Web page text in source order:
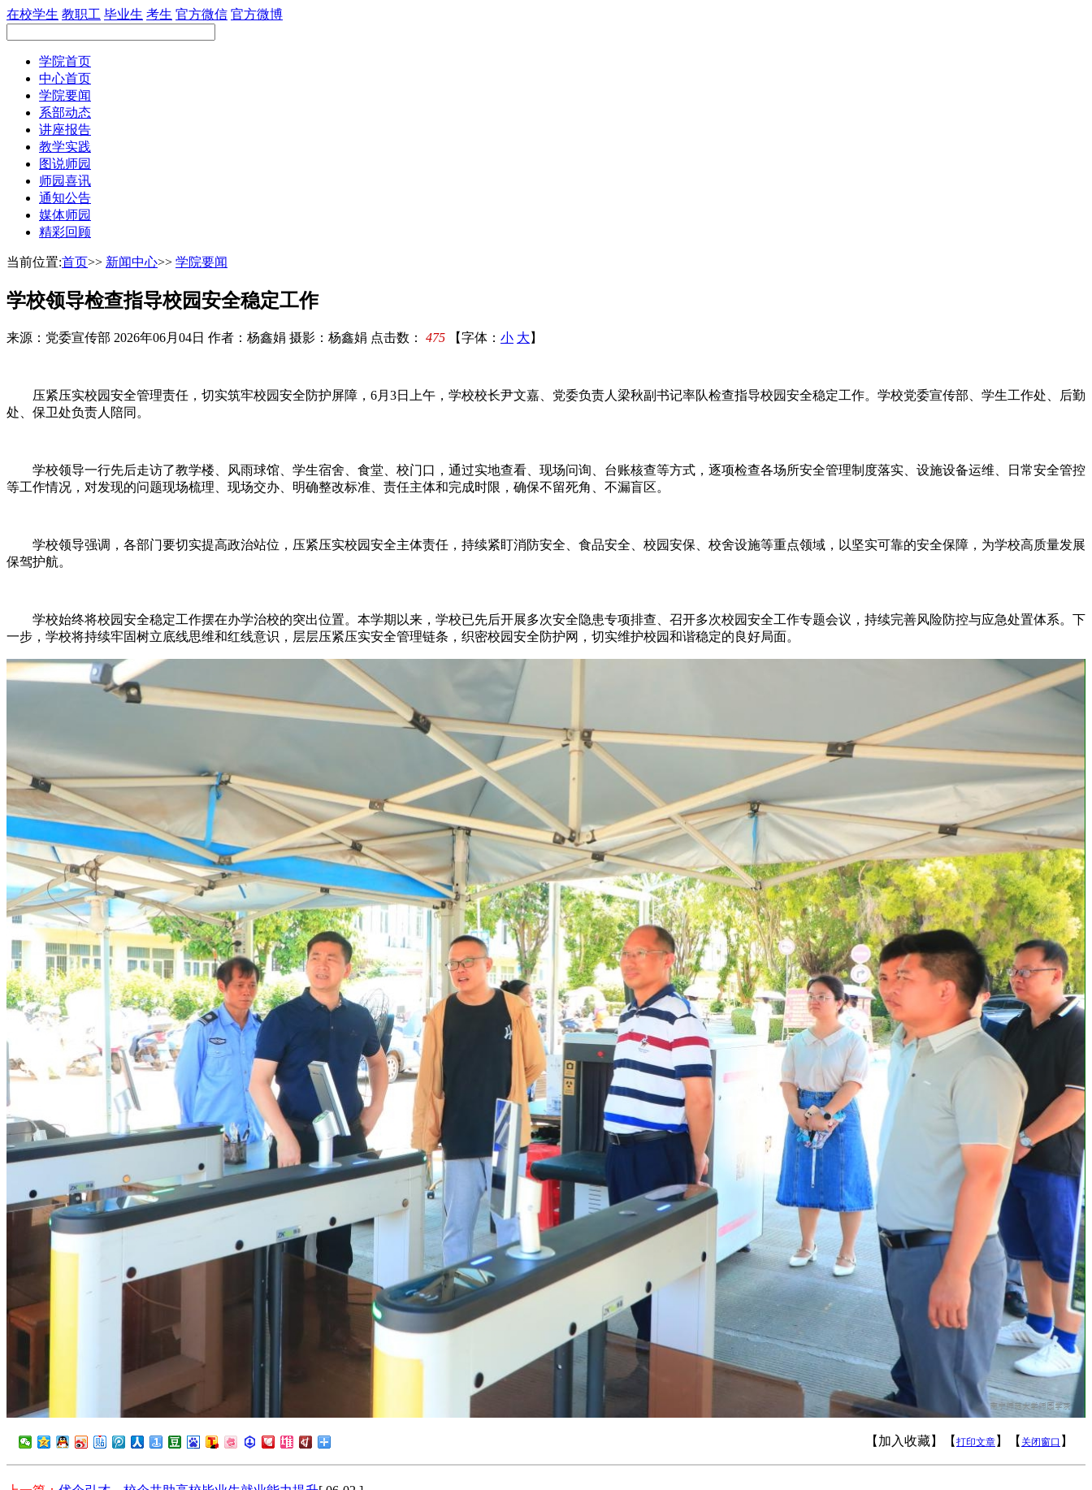
在校学生 教职工 毕业生 考生 官方微信 官方微博
学院首页
中心首页
学院要闻
系部动态
讲座报告
教学实践
图说师园
师园喜讯
通知公告
媒体师园
精彩回顾
当前位置:首页>> 新闻中心>> 学院要闻
学校领导检查指导校园安全稳定工作
来源：党委宣传部 2026年06月04日 作者：杨鑫娟 摄影：杨鑫娟 点击数： 475 【字体： 小 大 】
压紧压实校园安全管理责任，切实筑牢校园安全防护屏障，6月3日上午，学校校长尹文嘉、党委负责人梁秋副书记率队检查指导校园安全稳定工作。学校党委宣传部、学生工作处、后勤
处、保卫处负责人陪同。
学校领导一行先后走访了教学楼、风雨球馆、学生宿舍、食堂、校门口，通过实地查看、现场问询、台账核查等方式，逐项检查各场所安全管理制度落实、设施设备运维、日常安全管控
等工作情况，对发现的问题现场梳理、现场交办、明确整改标准、责任主体和完成时限，确保不留死角、不漏盲区。
学校领导强调，各部门要切实提高政治站位，压紧压实校园安全主体责任，持续紧盯消防安全、食品安全、校园安保、校舍设施等重点领域，以坚实可靠的安全保障，为学校高质量发展
保驾护航。
学校始终将校园安全稳定工作摆在办学治校的突出位置。本学期以来，学校已先后开展多次安全隐患专项排查、召开多次校园安全工作专题会议，持续完善风险防控与应急处置体系。下
一步，学校将持续牢固树立底线思维和红线意识，层层压紧压实安全管理链条，织密校园安全防护网，切实维护校园和谐稳定的良好局面。
【加入收藏】【 打印文章 】【 关闭窗口 】